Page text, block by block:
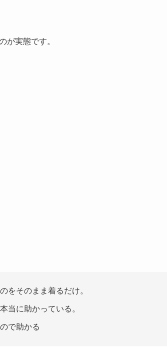
が実態です。
をそのまま着るだけ。
当に助かっている。
で助かる